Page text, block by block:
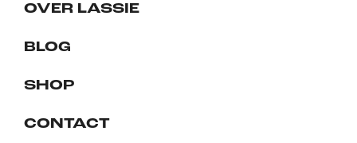
OVER LASSIE
BLOG
SHOP
CONTACT